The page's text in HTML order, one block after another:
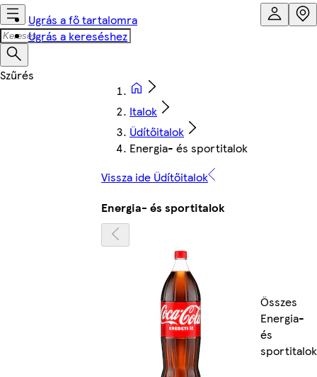
Ugrás a fő tartalomra
Ugrás a kereséshez
Italok
Üdítőitalok
Energia- és sportitalok
Vissza ide Üdítőitalok
Energia- és sportitalok
Összes
Energia-
és
sportitalok